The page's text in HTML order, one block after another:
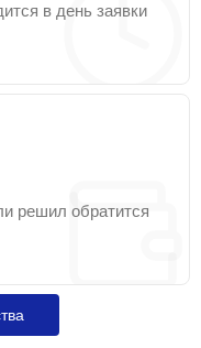
в день заявки
решил обратится